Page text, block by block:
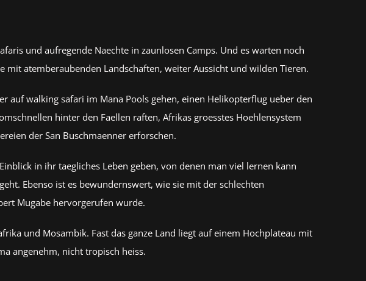
und aufregende Naechte in zaunlosen Camps. Und es warten noch
mit atemberaubenden Landschaften, weiter Aussicht und wilden Tieren.
auf walking safari im Mana Pools gehen, einen Helikopterflug ueber den
hinter den Faellen raften, Afrikas groesstes Hoehlensystem
der San Buschmaenner erforschen.
in ihr taegliches Leben geben, von denen man viel lernen kann
Ebenso ist es bewundernswert, wie sie mit der schlechten
Mugabe hervorgerufen wurde.
und Mosambik. Fast das ganze Land liegt auf einem Hochplateau mit
angenehm, nicht tropisch heiss.